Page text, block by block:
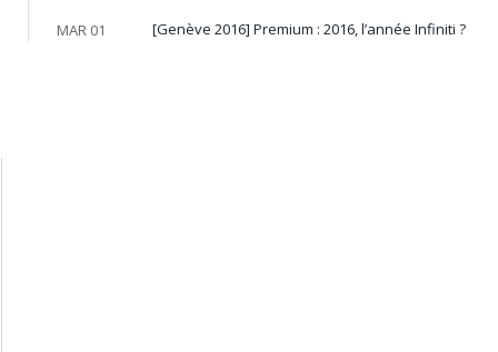
MAR 01 [Genève 2016] Premium : 2016, l’année Infiniti ?